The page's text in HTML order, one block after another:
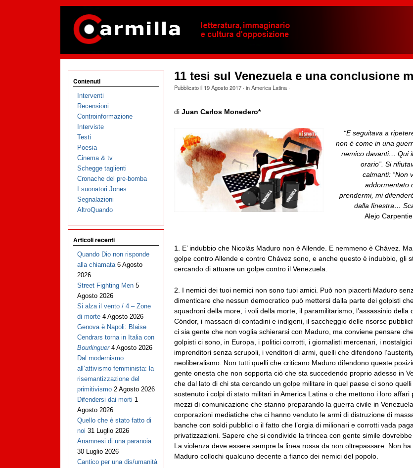
11 tesi sul Venezuela e una conclusione
Pubblicato il 19 Agosto 2017· inAmerica Latina·
di Juan Carlos Monedero*
“E seguitava a
non è come in una
nemico davanti… Qui
orario”. Si
calmanti: “Non
addormentato
prendermi, mi
dalla finestra…
Alejo
1. E’ indubbio che Nicolás Maduro non è Allende. E nemmeno è Chávez.
golpe contro Allende e contro Chávez sono, e anche questo è indubbio, gli
cercando di attuare un golpe contro il Venezuela.
2. I nemici dei tuoi nemici non sono tuoi amici. Può non piacerti Maduro
dimenticare che nessun democratico può mettersi dalla parte dei golpisti
squadroni della more, i voli della morte, il paramilitarismo, l’assassinio della
Cóndor, i massacri di contadini e indigeni, il saccheggio delle risorse
ci sia gente che non voglia schierarsi con Maduro, ma conviene pensare
golpisti ci sono, in Europa, i politici corrotti, i giornalisti mercenari, i
imprenditori senza scrupoli, i venditori di armi, quelli che difendono
neoliberalismo. Non tutti quelli che criticano Maduro difendono queste
gente onesta che non sopporta ciò che sta succedendo proprio adesso in
che dal lato di chi sta cercando un golpe militare in quel paese ci sono
sostenuto i colpi di stato militari in America Latina o che mettono i loro affari
mezzi di comunicazione che stanno preparando la guerra civile in
corporazioni mediatiche che ci hanno venduto le armi di distruzione di
banche con soldi pubblici o il fatto che l’orgia di milionari e corrotti vada
privatizzazioni. Sapere che si condivide la trincea con gente simile
La violenza deve essere sempre la linea rossa da non oltrepassare. Non ha
Maduro collochi qualcuno decente a fianco dei nemici del popolo.
Contenuti
Interventi
Recensioni
Controinformazione
Interviste
Testi
Poesia
Cinema & tv
Schegge taglienti
Cronache del pre-bomba
I suonatori Jones
Segnalazioni
AltroQuando
Articoli recenti
Quando Dio non risponde
alla chiamata 6 Agosto
2026
Street Fighting Men 5
Agosto 2026
Si alza il vento / 4 – Zone
di morte 4 Agosto 2026
Genova è Napoli: Blaise
Cendrars torna in Italia con
Bourlinguer 4 Agosto 2026
Dal modernismo
all’attivismo femminista: la
risemantizzazione del
primitivismo 2 Agosto 2026
Difendersi dai morti 1
Agosto 2026
Quello che è stato fatto di
noi 31 Luglio 2026
Anamnesi di una paranoia
30 Luglio 2026
Cantico per una dis/umanità